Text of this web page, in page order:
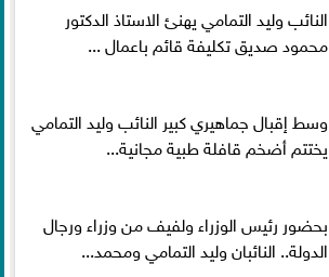
النائب وليد التمامي يهنئ الاستاذ الدكتور
محمود صديق تكليفة قائم باعمال ...
وسط إقبال جماهيري كبير النائب وليد التمامي
يختتم أضخم قافلة طبية مجانية...
بحضور رئيس الوزراء ولفيف من وزراء ورجال
الدولة.. النائبان وليد التمامي ومحمد...